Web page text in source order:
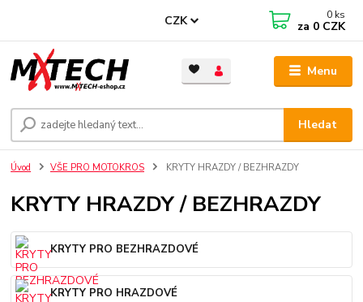
Menu
CZK
Hledat
0 ks
za 0 CZK
Úvod VŠE PRO MOTOKROS KRYTY HRAZDY / BEZHRAZDY
KRYTY HRAZDY / BEZHRAZDY
KRYTY PRO BEZHRAZDOVÉ
KRYTY PRO HRAZDOVÉ